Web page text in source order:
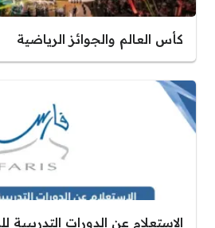
كأس العالم والجوائز الرياضية
الاستعلام عن الدورات التدريبية